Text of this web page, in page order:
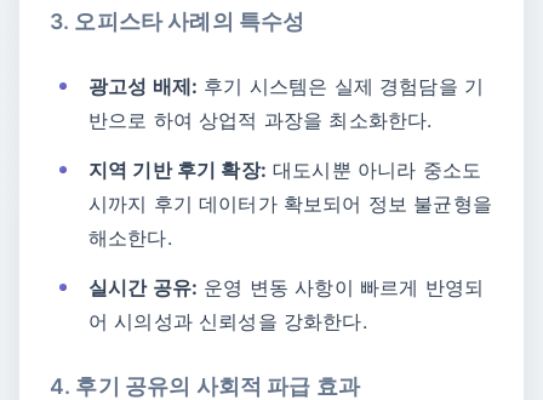
3. 오피스타 사례의 특수성
광고성 배제: 후기 시스템은 실제 경험담을 기
반으로 하여 상업적 과장을 최소화한다.
지역 기반 후기 확장: 대도시뿐 아니라 중소도
시까지 후기 데이터가 확보되어 정보 불균형을
해소한다.
실시간 공유: 운영 변동 사항이 빠르게 반영되
어 시의성과 신뢰성을 강화한다.
4. 후기 공유의 사회적 파급 효과